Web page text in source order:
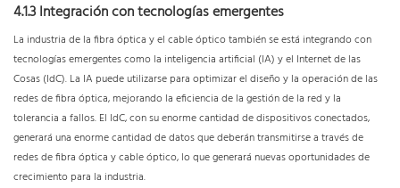
4.1.3 Integración con tecnologías emergentes
La industria de la fibra óptica y el cable óptico también se está integrando con
tecnologías emergentes como la inteligencia artificial (IA) y el Internet de las
Cosas (IdC). La IA puede utilizarse para optimizar el diseño y la operación de las
redes de fibra óptica, mejorando la eficiencia de la gestión de la red y la
tolerancia a fallos. El IdC, con su enorme cantidad de dispositivos conectados,
generará una enorme cantidad de datos que deberán transmitirse a través de
redes de fibra óptica y cable óptico, lo que generará nuevas oportunidades de
crecimiento para la industria.